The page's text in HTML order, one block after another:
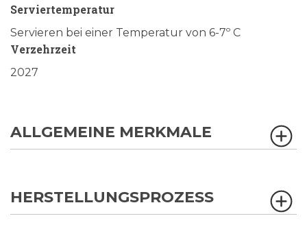
Serviertemperatur
Servieren bei einer Temperatur von 6-7º C
Verzehrzeit
2027
ALLGEMEINE MERKMALE
HERSTELLUNGSPROZESS